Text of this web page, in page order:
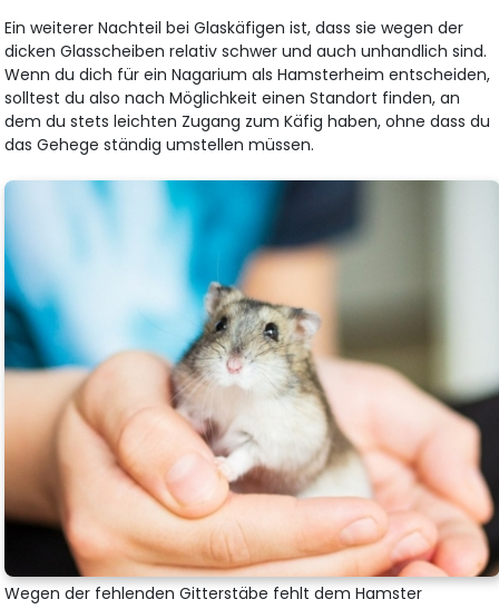
Ein weiterer Nachteil bei Glaskäfigen ist, dass sie wegen der
dicken Glasscheiben relativ schwer und auch unhandlich sind.
Wenn du dich für ein Nagarium als Hamsterheim entscheiden,
solltest du also nach Möglichkeit einen Standort finden, an
dem du stets leichten Zugang zum Käfig haben, ohne dass du
das Gehege ständig umstellen müssen.
Wegen der fehlenden Gitterstäbe fehlt dem Hamster